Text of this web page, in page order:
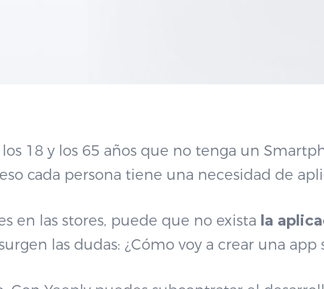
18 y los 65 años que no tenga un
cada persona tiene una necesidad de
en las stores, puede que no exista la
las dudas: ¿Cómo voy a crear una